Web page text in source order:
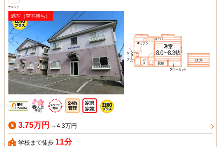
チェック
満室（空室待ち）
3.75万円 ～4.3万円
学校まで徒歩 11分